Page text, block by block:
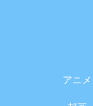
アニメ